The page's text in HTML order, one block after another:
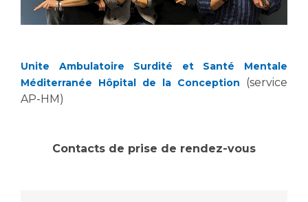
Nos indicateurs qualité et de sécurité des soins
Liste des marchés conclus
Documents utiles
Unite Ambulatoire Surdité et Santé Mentale
Méditerranée Hôpital de la Conception (service
AP-HM)
Contacts de prise de rendez-vous